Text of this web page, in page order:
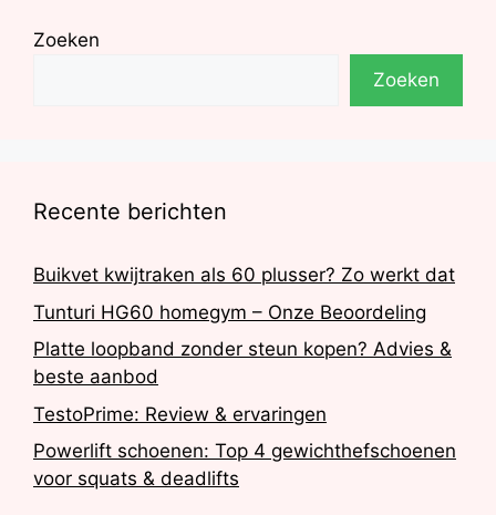
Zoeken
Zoeken
Recente berichten
Buikvet kwijtraken als 60 plusser? Zo werkt dat
Tunturi HG60 homegym – Onze Beoordeling
Platte loopband zonder steun kopen? Advies &
beste aanbod
TestoPrime: Review & ervaringen
Powerlift schoenen: Top 4 gewichthefschoenen
voor squats & deadlifts